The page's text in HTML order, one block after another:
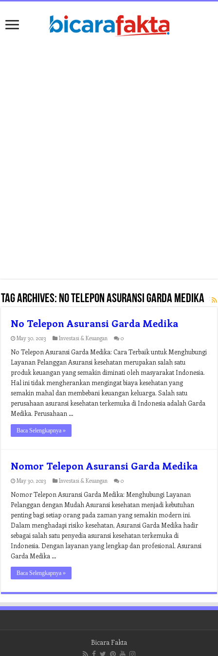
Tag Archives: no telepon asuransi garda medika
No Telepon Asuransi Garda Medika
May 30, 2023 Investasi & Keuangan 0
No Telepon Asuransi Garda Medika: Cara Terbaik untuk Menghubungi
Layanan Pelanggan Asuransi kesehatan merupakan salah satu
produk keuangan yang semakin diminati oleh masyarakat Indonesia.
Hal ini tidak mengherankan mengingat biaya kesehatan yang
semakin mahal dan membebani keuangan keluarga. Salah satu
perusahaan asuransi kesehatan terkemuka di Indonesia adalah Garda
Medika. Perusahaan …
Baca Selengkapnya »
Nomor Telepon Asuransi Garda Medika
May 30, 2023 Investasi & Keuangan 0
Nomor Telepon Asuransi Garda Medika: Menghubungi Layanan
Pelanggan dengan Mudah Asuransi kesehatan menjadi kebutuhan
penting bagi setiap orang pada zaman yang semakin modern ini.
Dalam menghadapi risiko kesehatan, Asuransi Garda Medika hadir
sebagai salah satu penyedia asuransi kesehatan terkemuka di
Indonesia. Dengan layanan yang lengkap dan profesional, Asuransi
Garda Medika …
Baca Selengkapnya »
Bicara Fakta